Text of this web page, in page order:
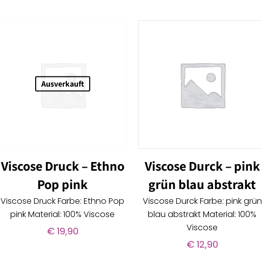
Ausverkauft
Viscose Druck – Ethno
Pop pink
Viscose Druck Farbe: Ethno Pop
pink Material: 100% Viscose
€19,90
Viscose Durck – pink
grün blau abstrakt
Viscose Durck Farbe: pink grün
blau abstrakt Material: 100%
Viscose
€12,90